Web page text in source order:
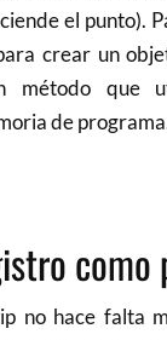
el punto).
crear un
método que
de
no hace falta